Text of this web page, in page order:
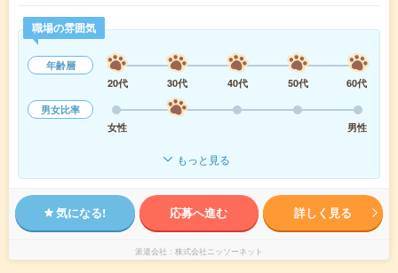
職場の雰囲気
年齢層
20代
30代 40代 50代
60代
男女比率
女性
男性
もっと見る
気になる! 応募へ進む 詳しく見る
派遣会社 株式会社ニッソーネット